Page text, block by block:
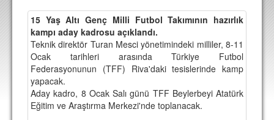
TRANSFERLER
TARAFTAR
BİLETLER
DEPLASMAN
15 Yaş Altı Genç Milli Futbol Takımının hazırlık
kampı aday kadrosu açıklandı.
Teknik direktör Turan Mesci yönetimindeki milliler, 8-11
Ocak tarihleri arasında Türkiye Futbol
Federasyonunun (TFF) Riva'daki tesislerinde kamp
yapacak.
Aday kadro, 8 Ocak Salı günü TFF Beylerbeyi Atatürk
Eğitim ve Araştırma Merkezi'nde toplanacak.